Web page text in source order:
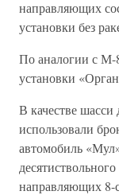
направляющих
установки без
По аналогии с М-
установки
В качестве
использовали
автомобиль
направляющих 8-